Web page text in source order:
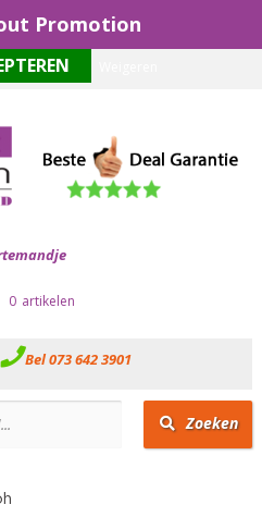
Promotion
0
Bel 073 642 3901
Zoeken
functioneren maken wij gebruik van